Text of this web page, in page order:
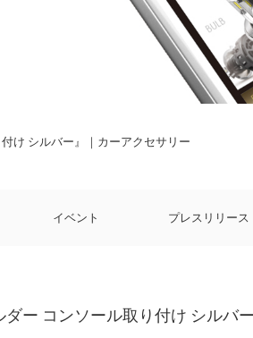
け シルバー』｜カーアクセサリー
イベント プレスリリース
ー コンソール取り付け シルバ